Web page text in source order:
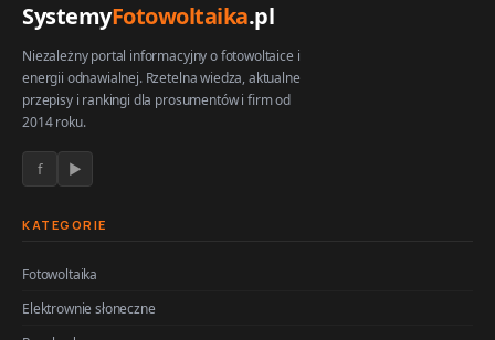
SystemyFotowoltaika.pl
Niezależny portal informacyjny o fotowoltaice i
energii odnawialnej. Rzetelna wiedza, aktualne
przepisy i rankingi dla prosumentów i firm od
2014 roku.
f ▶
KATEGORIE
Fotowoltaika
Elektrownie słoneczne